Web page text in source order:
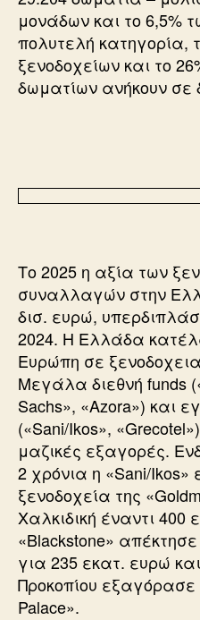
μονάδων και το 6,5%
πολυτελή κατηγορία,
ξενοδοχείων και το
δωματίων ανήκουν σε
Το 2025 η αξία των
συναλλαγών στην
δισ. ευρώ,
2024. Η Ελλάδα
Ευρώπη σε
Μεγάλα διεθνή funds
Sachs», «Azora») και
(«Sani/Ikos»,
μαζικές εξαγορές.
2 χρόνια η «Sani/
ξενοδοχεία της
Χαλκιδική έναντι 400
«Blackstone»
για 235 εκατ. ευρώ
Προκοπίου εξαγόρασε
Palace».